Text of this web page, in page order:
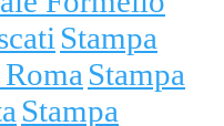
Stampa
Stampa
Stampa